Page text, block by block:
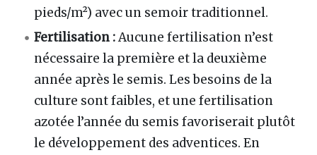
pieds/m²) avec un semoir traditionnel.
Fertilisation :Aucune fertilisation n’est
nécessaire la première et la deuxième
année après le semis. Les besoins de la
culture sont faibles, et une fertilisation
azotée l’année du semis favoriserait plutôt
le développement des adventices. En